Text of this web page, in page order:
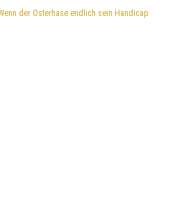
der Osterhase endlich sein Handicap